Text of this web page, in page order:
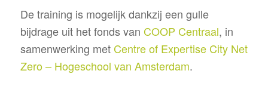
De training is mogelijk dankzij een gulle
bijdrage uit het fonds van COOP Centraal, in
samenwerking met Centre of Expertise City Net
Zero – Hogeschool van Amsterdam.